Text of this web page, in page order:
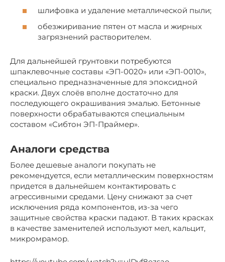
шлифовка и удаление металлической пыли;
обезжиривание пятен от масла и жирных
загрязнений растворителем.
Для дальнейшей грунтовки потребуются
шпаклевочные составы «ЭП-0020» или «ЭП-0010»,
специально предназначенные для эпоксидной
краски. Двух слоёв вполне достаточно для
последующего окрашивания эмалью. Бетонные
поверхности обрабатываются специальным
составом «Сибтон ЭП-Праймер».
Аналоги средства
Более дешевые аналоги покупать не
рекомендуется, если металлическим поверхностям
придется в дальнейшем контактировать с
агрессивными средами. Цену снижают за счет
исключения ряда компонентов, из-за чего
защитные свойства краски падают. В таких красках
в качестве заменителей используют мел, кальцит,
микромрамор.